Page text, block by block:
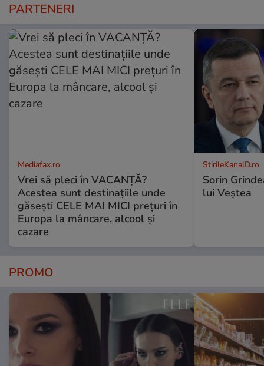
PARTENERI
Mediafax.ro
Vrei să pleci în VACANȚĂ?
Acestea sunt destinațiile unde
găsești CELE MAI MICI prețuri în
Europa la mâncare, alcool și
cazare
StirileKanalD.ro
Sorin
lui Veștea
PROMO